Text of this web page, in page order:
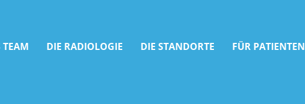
TEAM DIE RADIOLOGIE DIE STANDORTE FÜR PATIENTEN